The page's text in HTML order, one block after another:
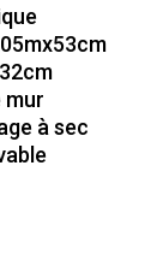
mur
à sec